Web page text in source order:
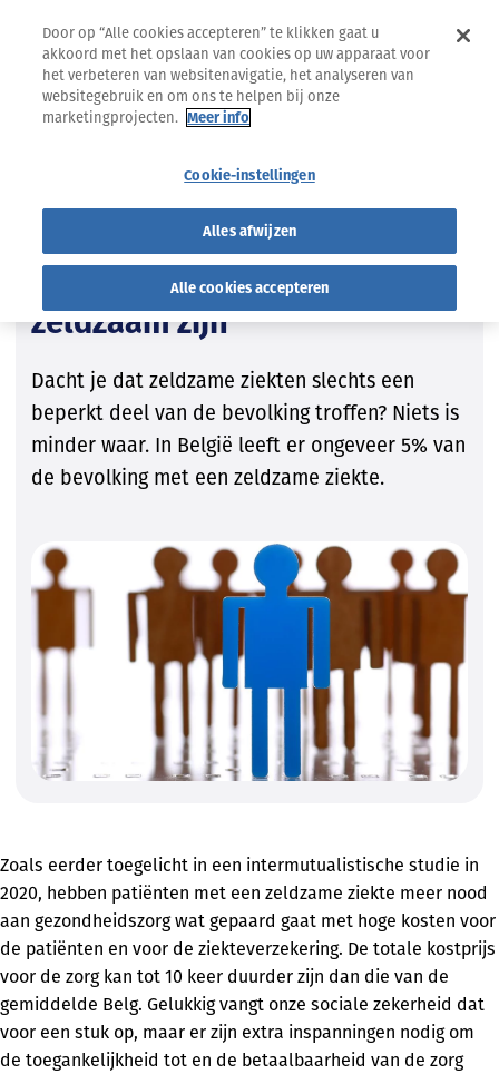
Zeldzame ziekten, die
misschien toch niet zo
zeldzaam zijn
Dacht je dat zeldzame ziekten slechts een
beperkt deel van de bevolking troffen? Niets is
minder waar. In België leeft er ongeveer 5% van
de bevolking met een zeldzame ziekte.
Zoals eerder toegelicht in een intermutualistische studie in
2020, hebben patiënten met een zeldzame ziekte meer nood
aan gezondheidszorg wat gepaard gaat met hoge kosten voor
de patiënten en voor de ziekteverzekering. De totale kostprijs
voor de zorg kan tot 10 keer duurder zijn dan die van de
gemiddelde Belg. Gelukkig vangt onze sociale zekerheid dat
voor een stuk op, maar er zijn extra inspanningen nodig om
de toegankelijkheid tot en de betaalbaarheid van de zorg
Door op “Alle cookies accepteren” te klikken gaat u
akkoord met het opslaan van cookies op uw apparaat voor
het verbeteren van websitenavigatie, het analyseren van
websitegebruik en om ons te helpen bij onze
marketingprojecten. Meer info
Cookie-instellingen
Alles afwijzen
Alle cookies accepteren